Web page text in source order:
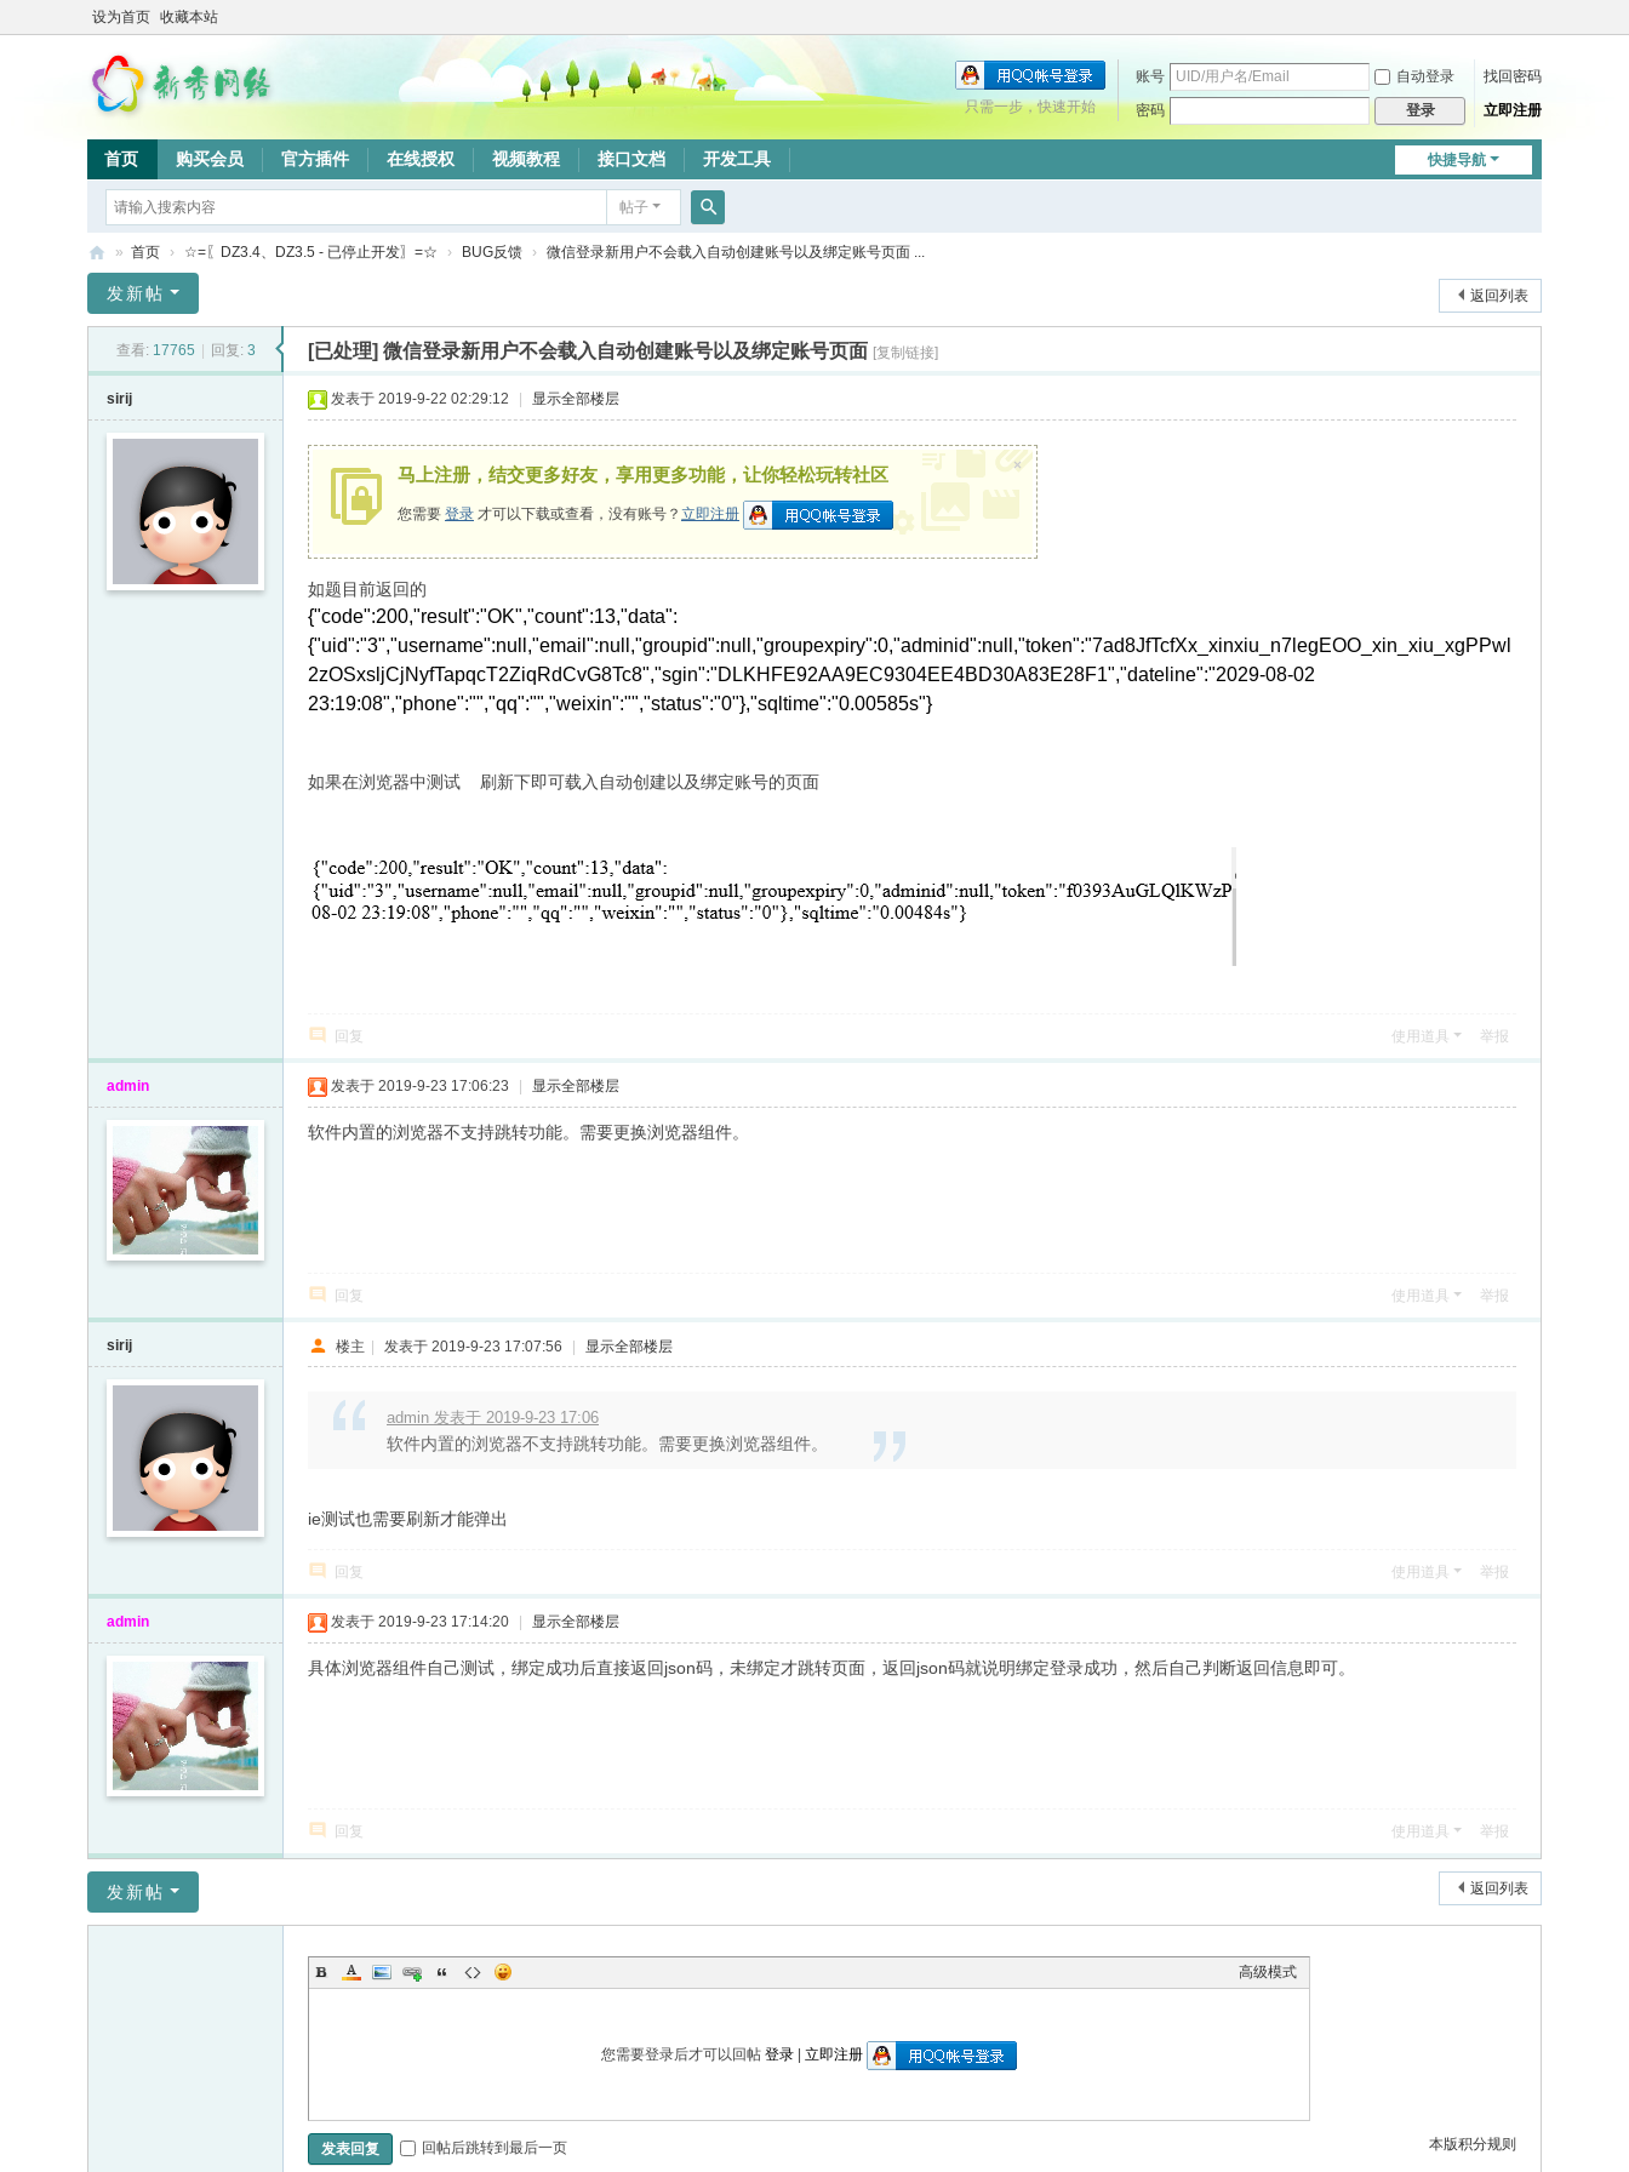
设为首页 收藏本站
账号 自动登录
找回密码
密码
登录 立即注册
只需一步，快速开始
快捷导航
首页 购买会员 官方插件 在线授权 视频教程 接口文档 开发工具
帖子
搜
秀
» 首页 › ☆=〖DZ3.4、DZ3.5 - 已停止开发〗=☆ › BUG反馈 › 微信登录新用户不会载入自动创建账号以及绑定账号页面 ...
返回列表
发新帖
查看: 17765 回复: 3 [已处理] 微信登录新用户不会载入自动创建账号以及绑定账号页面 [复制链接]
sirij 发表于 2019-9-22 02:29:12 显示全部楼层
马上注册，结交更多好友，享用更多功能，让你轻松玩转社区
您需要 登录 才可以下载或查看，没有账号？ 立即注册
×
如题目前返回的
{"code":200,"result":"OK","count":13,"data":
{"uid":"3","username":null,"email":null,"groupid":null,"groupexpiry":0,"adminid":null,"token":"7ad8JfTcfXx_xinxiu_n7legEOO_xin_xiu_xgPPwl
2zOSxsljCjNyfTapqcT2ZiqRdCvG8Tc8","sgin":"DLKHFE92AA9EC9304EE4BD30A83E28F1","dateline":"2029-08-02
23:19:08","phone":"","qq":"","weixin":"","status":"0"},"sqltime":"0.00585s"}
如果在浏览器中测试 刷新下即可载入自动创建以及绑定账号的页面
回复 使用道具 举报
admin 发表于 2019-9-23 17:06:23 显示全部楼层
软件内置的浏览器不支持跳转功能。需要更换浏览器组件。
回复 使用道具 举报
sirij 楼主 | 发表于 2019-9-23 17:07:56 | 显示全部楼层
admin 发表于 2019-9-23 17:06
软件内置的浏览器不支持跳转功能。需要更换浏览器组件。
ie测试也需要刷新才能弹出
回复 使用道具 举报
admin 发表于 2019-9-23 17:14:20 显示全部楼层
具体浏览器组件自己测试，绑定成功后直接返回json码，未绑定才跳转页面，返回json码就说明绑定登录成功，然后自己判断返回信息即可。
回复 使用道具 举报
返回列表
发新帖
高级模式
您需要登录后才可以回帖 登录 立即注册
本版积分规则
发表回复 回帖后跳转到最后一页